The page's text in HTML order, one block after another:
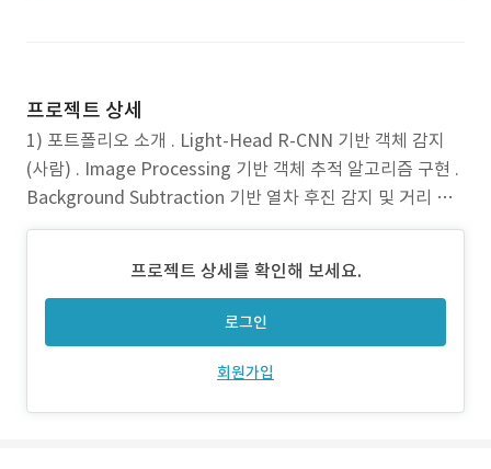
프로젝트 상세
1) 포트폴리오 소개 . Light-Head R-CNN 기반 객체 감지
(사람) . Image Processing 기반 객체 추적 알고리즘 구현 .
Background Subtraction 기반 열차 후진 감지 및 거리 계
산 . HikCamera, RTSP, 영상 기반 객체 감지 2) 주요 기능 .
객체 감지 - 1280
프로젝트 상세를 확인해 보세요.
로그인
회원가입